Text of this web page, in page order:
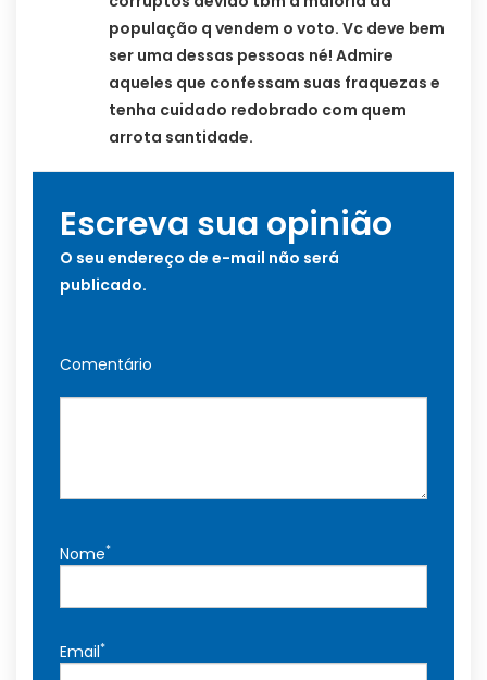
população q vendem o voto. Vc deve bem
ser uma dessas pessoas né! Admire
aqueles que confessam suas fraquezas e
tenha cuidado redobrado com quem
arrota santidade.
Escreva sua opinião
O seu endereço de e-mail não será
publicado.
Comentário
Nome*
Email*